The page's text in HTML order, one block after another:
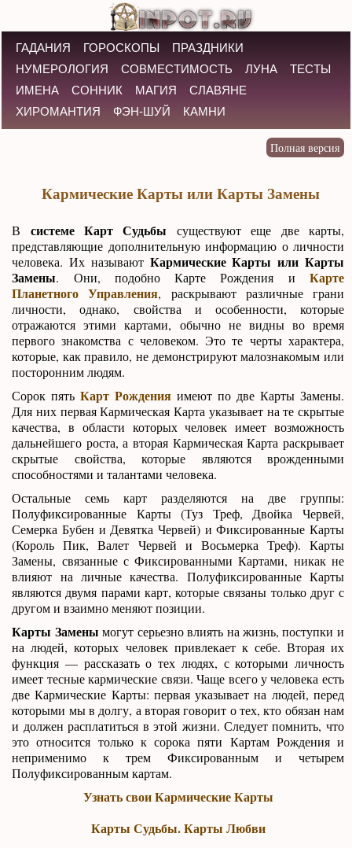
ГАДАНИЯ ГОРОСКОПЫ
ПРАЗДНИКИ
НУМЕРОЛОГИЯ
СОВМЕСТИМОСТЬ ЛУНА
ТЕСТЫ
ИМЕНА
СОННИК МАГИЯ
СЛАВЯНЕ
ХИРОМАНТИЯ
ФЭН-ШУЙ КАМНИ
Кармические Карты или Карты Замены
В системе Карт Судьбы существуют еще две карты,
представляющие дополнительную информацию о личности
человека. Их называют Кармические Карты или Карты
Замены. Они, подобно Карте Рождения и Карте
Планетного Управления, раскрывают различные грани
личности, однако, свойства и особенности, которые
отражаются этими картами, обычно не видны во время
первого знакомства с человеком. Это те черты характера,
которые, как правило, не демонстрируют малознакомым или
посторонним людям.
Сорок пятьКарт Рождения имеют по две Карты Замены.
Для них первая Кармическая Карта указывает на те скрытые
качества, в области которых человек имеет возможность
дальнейшего роста, а вторая Кармическая Карта раскрывает
скрытые свойства, которые являются врожденными
способностями и талантами человека.
Остальные семь карт разделяются на две группы:
Полуфиксированные Карты (Туз Треф, Двойка Червей,
Семерка Бубен и Девятка Червей) и Фиксированные Карты
(Король Пик, Валет Червей и Восьмерка Треф). Карты
Замены, связанные с Фиксированными Картами, никак не
влияют на личные качества. Полуфиксированные Карты
являются двумя парами карт, которые связаны только друг с
другом и взаимно меняют позиции.
Карты Замены могут серьезно влиять на жизнь, поступки и
на людей, которых человек привлекает к себе. Вторая их
функция — рассказать о тех людях, с которыми личность
имеет тесные кармические связи. Чаще всего у человека есть
две Кармические Карты: первая указывает на людей, перед
которыми мы в долгу, а вторая говорит о тех, кто обязан нам
и должен расплатиться в этой жизни. Следует помнить, что
это относится только к сорока пяти Картам Рождения и
неприменимо к трем Фиксированным и четырем
Полуфиксированным картам.
Узнать свои Кармические Карты
Карты Судьбы. Карты Любви